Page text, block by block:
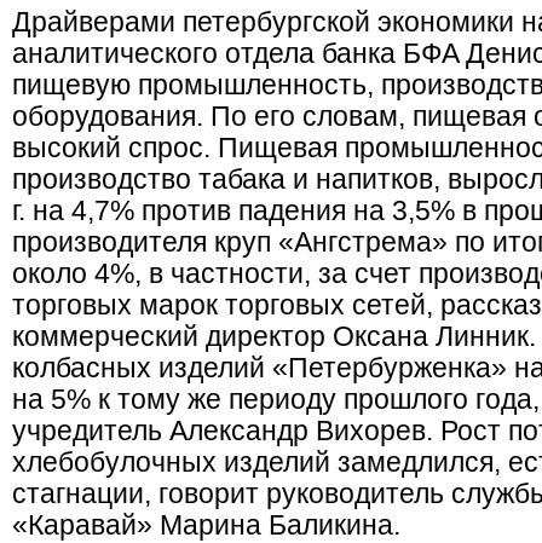
Драйверами петербургской экономики
аналитического отдела банка БФA
пищевую промышленность,
оборудования. По его словам, пищевая
высокий спрос. Пищевая
производство табака и напитков,
г. на 4,7% против падения на 3,5% в
производителя круп «Ангстрема» по
около 4%, в частности, за счет
торговых марок торговых сетей,
коммерческий директор Оксана
колбасных изделий «Петербурженка»
на 5% к тому же периоду прошлого
учредитель Александр Вихорев. Рост
хлебобулочных изделий замедлился,
стагнации, говорит руководитель
«Каравай» Марина Баликина.